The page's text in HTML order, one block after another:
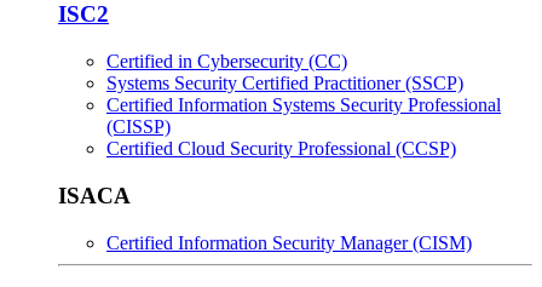
ISC2
Certified in Cybersecurity (CC)
Systems Security Certified Practitioner (SSCP)
Certified Information Systems Security Professional
(CISSP)
Certified Cloud Security Professional (CCSP)
ISACA
Certified Information Security Manager (CISM)